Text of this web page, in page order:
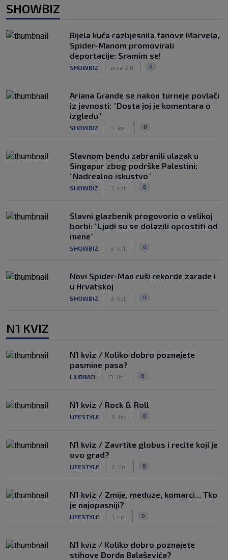
SHOWBIZ
Bijela kuća razbjesnila fanove Marvela,
Spider-Manom promovirali
deportacije: Sramim se!
SHOWBIZ prije 2 h 0
Ariana Grande se nakon turneje povlači
iz javnosti: "Dosta joj je komentara o
izgledu"
SHOWBIZ 4. kol. 0
Slavnom bendu zabranili ulazak u
Singapur zbog podrške Palestini:
"Nadrealno iskustvo"
SHOWBIZ 3. kol. 0
Slavni glazbenik progovorio o velikoj
borbi: "Ljudi su se dolazili oprostiti od
mene"
SHOWBIZ 3. kol. 0
Novi Spider-Man ruši rekorde zarade i
u Hrvatskoj
SHOWBIZ 3. kol. 0
N1 KVIZ
N1 kviz / Koliko dobro poznajete
pasmine pasa?
LJUBIMCI 13. lip. 0
N1 kviz / Rock & Roll
LIFESTYLE 8. lip. 0
N1 kviz / Zavrtite globus i recite koji je
ovo grad?
LIFESTYLE 2. lip. 0
N1 kviz / Zmije, meduze, komarci... Tko
je najopasniji?
LIFESTYLE 1. lip. 0
N1 kviz / Koliko dobro poznajete
stihove Đorđa Balaševića?